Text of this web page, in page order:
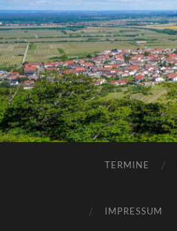
TERMINE
IMPRESSUM